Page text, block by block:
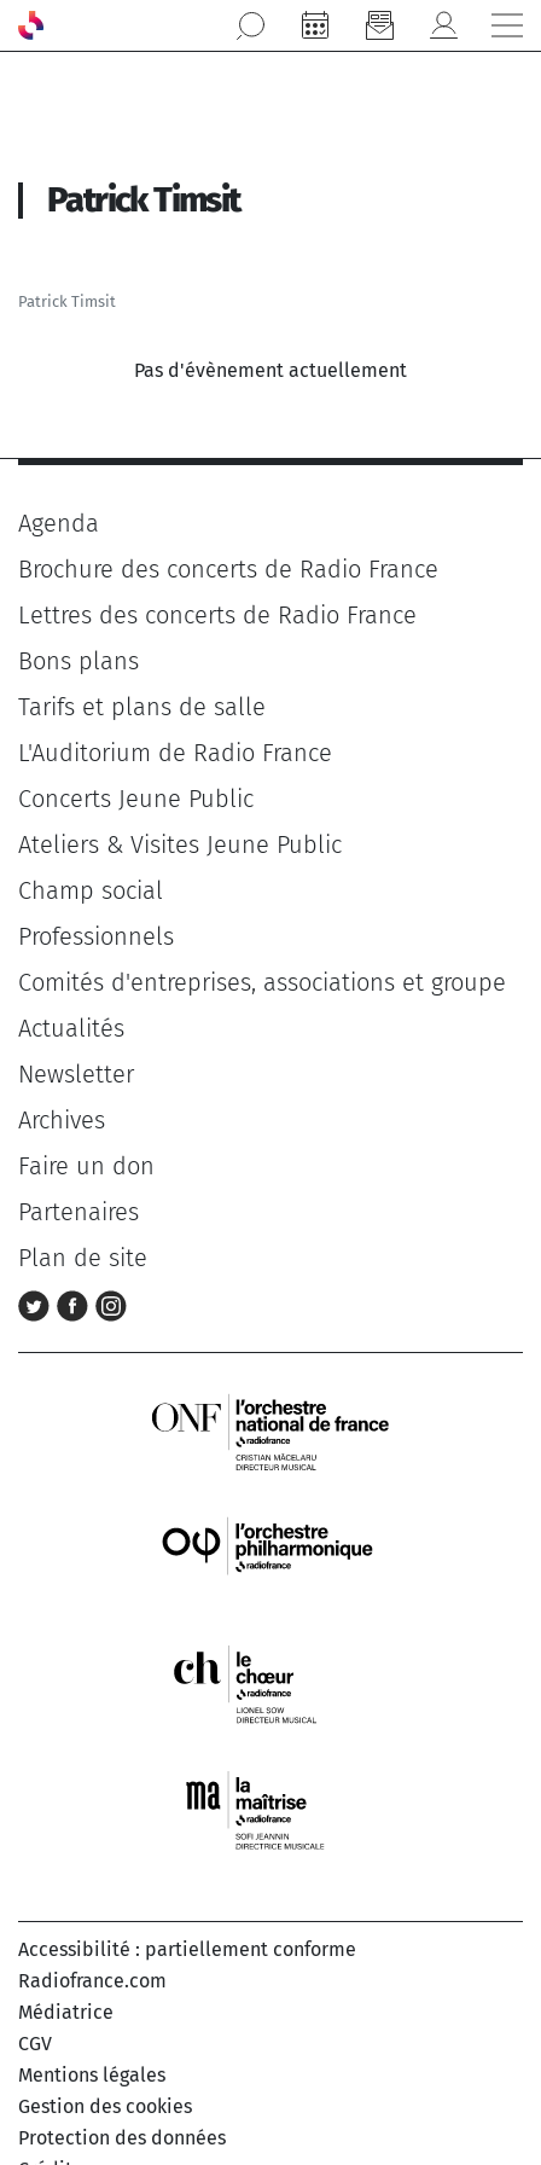
Aller au contenu principal
Patrick Timsit
Patrick Timsit
Pas d'évènement actuellement
Agenda
Brochure des concerts de Radio France
Lettres des concerts de Radio France
Bons plans
Tarifs et plans de salle
L'Auditorium de Radio France
Concerts Jeune Public
Ateliers & Visites Jeune Public
Champ social
Professionnels
Comités d'entreprises, associations et groupe
Actualités
Newsletter
Archives
Faire un don
Partenaires
Plan de site
Accessibilité : partiellement conforme
Radiofrance.com
Médiatrice
CGV
Mentions légales
Gestion des cookies
Protection des données